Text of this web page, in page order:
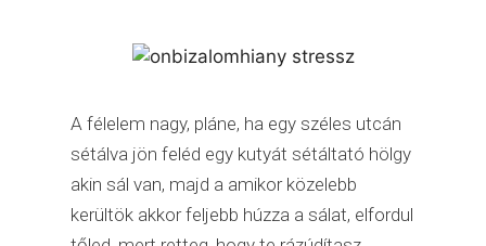
A félelem nagy, pláne, ha egy széles utcán
sétálva jön feléd egy kutyát sétáltató hölgy
akin sál van, majd a amikor közelebb
kerültök akkor feljebb húzza a sálat, elfordul